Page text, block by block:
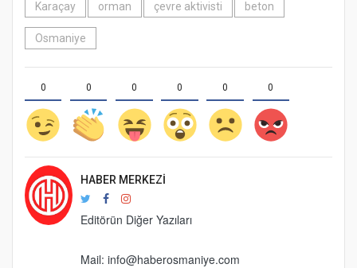
Karaçay
orman çevre aktivisti beton
Osmaniye
0 0 0 0 0 0
HABER MERKEZI
Editörün Diğer Yazıları
Mail: info@haberosmaniye.com